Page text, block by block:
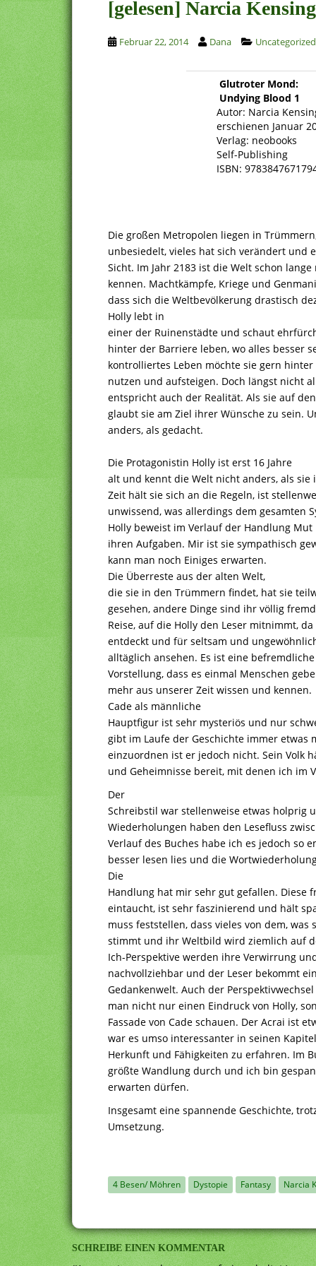
[gelesen] Narcia
Februar 22, 2014 Dana Uncategorized
Glutroter Mond:
Undying Blood 1
Autor: Narcia
erschienen Januar
Verlag: neobooks
Self-Publishing
ISBN:
Die großen Metropolen liegen in
unbesiedelt, vieles hat sich verändert und
Sicht. Im Jahr 2183 ist die Welt schon
kennen. Machtkämpfe, Kriege und
dass sich die Weltbevölkerung drastisch
Holly lebt in
einer der Ruinenstädte und schaut
hinter der Barriere leben, wo alles besser
kontrolliertes Leben möchte sie gern hinter
nutzen und aufsteigen. Doch längst nicht
entspricht auch der Realität. Als sie auf
glaubt sie am Ziel ihrer Wünsche zu sein.
anders, als gedacht.
Die Protagonistin Holly ist erst 16 Jahre
alt und kennt die Welt nicht anders, als sie
Zeit hält sie sich an die Regeln, ist
unwissend, was allerdings dem gesamten
Holly beweist im Verlauf der Handlung
ihren Aufgaben. Mir ist sie sympathisch
kann man noch Einiges erwarten.
Die Überreste aus der alten Welt,
die sie in den Trümmern findet, hat sie
gesehen, andere Dinge sind ihr völlig
Reise, auf die Holly den Leser mitnimmt,
entdeckt und für seltsam und
alltäglich ansehen. Es ist eine
Vorstellung, dass es einmal Menschen
mehr aus unserer Zeit wissen und kennen.
Cade als männliche
Hauptfigur ist sehr mysteriös und nur
gibt im Laufe der Geschichte immer etwas
einzuordnen ist er jedoch nicht. Sein Volk
und Geheimnisse bereit, mit denen ich im
Der
Schreibstil war stellenweise etwas holprig
Wiederholungen haben den Lesefluss
Verlauf des Buches habe ich es jedoch so
besser lesen lies und die
Die
Handlung hat mir sehr gut gefallen. Diese
eintaucht, ist sehr faszinierend und hält
muss feststellen, dass vieles von dem, was
stimmt und ihr Weltbild wird ziemlich auf
Ich-Perspektive werden ihre Verwirrung
nachvollziehbar und der Leser bekommt
Gedankenwelt. Auch der
man nicht nur einen Eindruck von Holly,
Fassade von Cade schauen. Der Acrai ist
war es umso interessanter in seinen
Herkunft und Fähigkeiten zu erfahren. Im
größte Wandlung durch und ich bin
erwarten dürfen.
Insgesamt eine spannende Geschichte,
Umsetzung.
4 Besen/ Möhren Dystopie Fantasy Narcia
SCHREIBE EINEN KOMMENTAR